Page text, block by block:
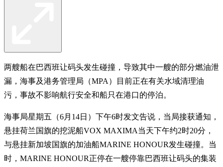
两艘船在巴西班让码头发生碰撞，导致其中一艘的部分燃油泄
漏，海事及港务管理局（MPA）目前正在有关水域清理油
污，事故不影响航行安全和船只在港口的停泊。
海事局星期五（6月14日）下午6时发文告说，当局接获通知，
悬挂荷兰国旗的挖泥船VOX MAXIMA当天下午约2时20分，
与悬挂新加坡国旗的加油船MARINE HONOUR发生碰撞。当
时，MARINE HONOUR正停在一艘停靠巴西班让码头的集装